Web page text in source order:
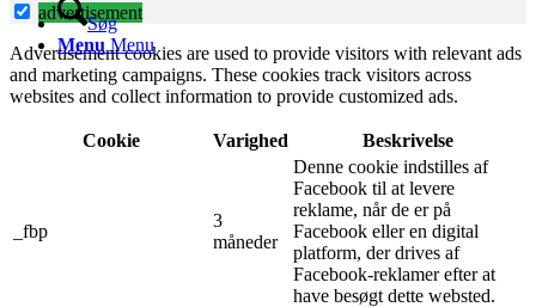
Søg
Menu Menu
advertisement
Advertisement cookies are used to provide visitors with relevant ads
and marketing campaigns. These cookies track visitors across
websites and collect information to provide customized ads.
Cookie Varighed Beskrivelse
_fbp
3
måneder
Denne cookie indstilles af
Facebook til at levere
reklame, når de er på
Facebook eller en digital
platform, der drives af
Facebook-reklamer efter at
have besøgt dette websted.